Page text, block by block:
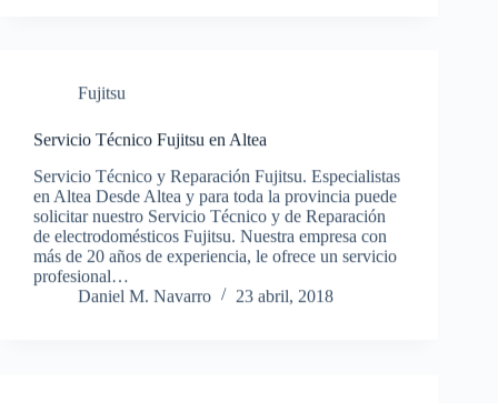
Fujitsu
Servicio Técnico Fujitsu en Altea
Servicio Técnico y Reparación Fujitsu. Especialistas
en Altea Desde Altea y para toda la provincia puede
solicitar nuestro Servicio Técnico y de Reparación
de electrodomésticos Fujitsu. Nuestra empresa con
más de 20 años de experiencia, le ofrece un servicio
profesional…
Daniel M. Navarro
23 abril, 2018